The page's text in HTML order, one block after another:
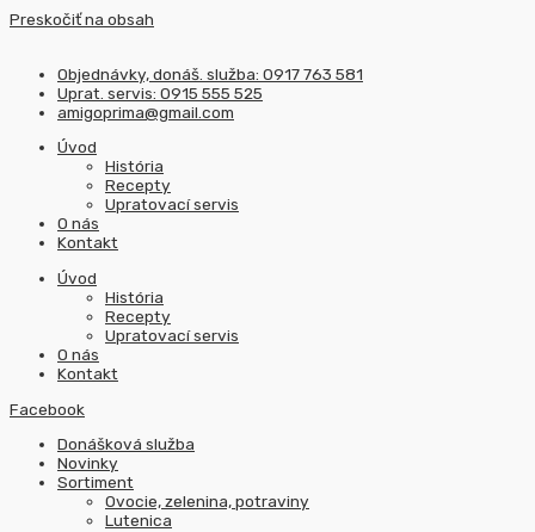
Preskočiť na obsah
Objednávky, donáš. služba: 0917 763 581
Uprat. servis: 0915 555 525
amigoprima@gmail.com
Úvod
História
Recepty
Upratovací servis
O nás
Kontakt
Úvod
História
Recepty
Upratovací servis
O nás
Kontakt
Facebook
Donášková služba
Novinky
Sortiment
Ovocie, zelenina, potraviny
Lutenica